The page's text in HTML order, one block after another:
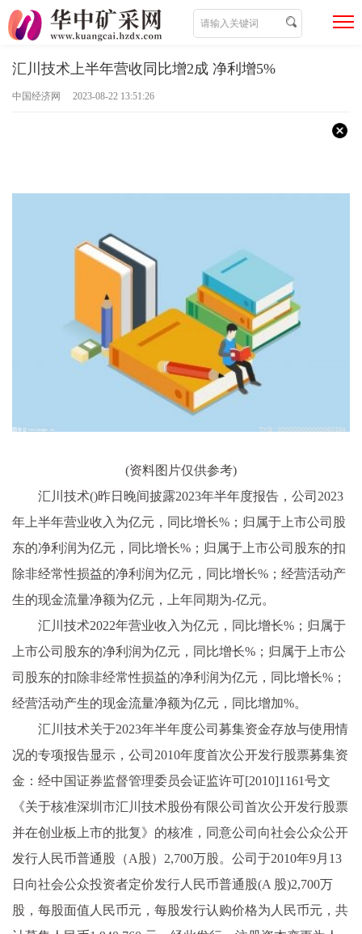
汇川技术上半年营收同比增2成 净利增5%
中国经济网 2023-08-22 13:51:26
(资料图片仅供参考)
汇川技术()昨日晚间披露2023年半年度报告，公司2023
年上半年营业收入为亿元，同比增长%；归属于上市公司股
东的净利润为亿元，同比增长%；归属于上市公司股东的扣
除非经常性损益的净利润为亿元，同比增长%；经营活动产
生的现金流量净额为亿元，上年同期为-亿元。
汇川技术2022年营业收入为亿元，同比增长%；归属于
上市公司股东的净利润为亿元，同比增长%；归属于上市公
司股东的扣除非经常性损益的净利润为亿元，同比增长%；
经营活动产生的现金流量净额为亿元，同比增加%。
汇川技术关于2023年半年度公司募集资金存放与使用情
况的专项报告显示，公司2010年度首次公开发行股票募集资
金：经中国证券监督管理委员会证监许可[2010]1161号文
《关于核准深圳市汇川技术股份有限公司首次公开发行股票
并在创业板上市的批复》的核准，同意公司向社会公众公开
发行人民币普通股（A股）2,700万股。公司于2010年9月13
日向社会公众投资者定价发行人民币普通股(A 股)2,700万
股，每股面值人民币元，每股发行认购价格为人民币元，共